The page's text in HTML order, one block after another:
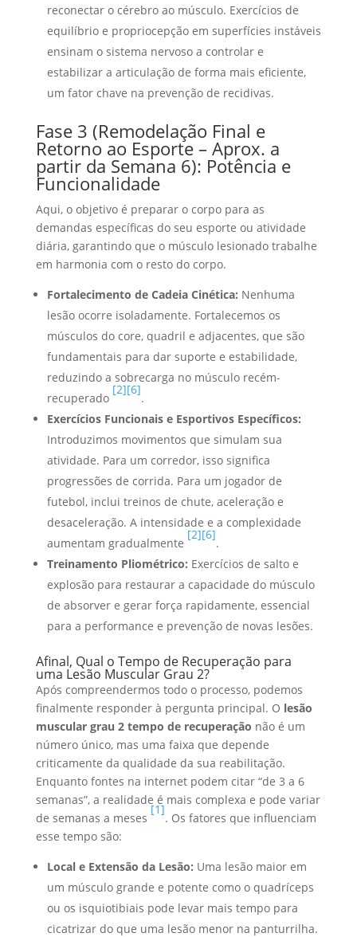
reconectar o cérebro ao músculo. Exercícios de
equilíbrio e propriocepção em superfícies instáveis
ensinam o sistema nervoso a controlar e
estabilizar a articulação de forma mais eficiente,
um fator chave na prevenção de recidivas.
Fase 3 (Remodelação Final e
Retorno ao Esporte – Aprox. a
partir da Semana 6): Potência e
Funcionalidade
Aqui, o objetivo é preparar o corpo para as
demandas específicas do seu esporte ou atividade
diária, garantindo que o músculo lesionado trabalhe
em harmonia com o resto do corpo.
Fortalecimento de Cadeia Cinética: Nenhuma
lesão ocorre isoladamente. Fortalecemos os
músculos do core, quadril e adjacentes, que são
fundamentais para dar suporte e estabilidade,
reduzindo a sobrecarga no músculo recém-
recuperado
[2][6]
.
Exercícios Funcionais e Esportivos Específicos:
Introduzimos movimentos que simulam sua
atividade. Para um corredor, isso significa
progressões de corrida. Para um jogador de
futebol, inclui treinos de chute, aceleração e
desaceleração. A intensidade e a complexidade
aumentam gradualmente
[2][6]
.
Treinamento Pliométrico: Exercícios de salto e
explosão para restaurar a capacidade do músculo
de absorver e gerar força rapidamente, essencial
para a performance e prevenção de novas lesões.
Afinal, Qual o Tempo de Recuperação para
uma Lesão Muscular Grau 2?
Após compreendermos todo o processo, podemos
finalmente responder à pergunta principal. O lesão
muscular grau 2 tempo de recuperação não é um
número único, mas uma faixa que depende
criticamente da qualidade da sua reabilitação.
Enquanto fontes na internet podem citar “de 3 a 6
semanas”, a realidade é mais complexa e pode variar
de semanas a meses
[1]
. Os fatores que influenciam
esse tempo são:
Local e Extensão da Lesão: Uma lesão maior em
um músculo grande e potente como o quadríceps
ou os isquiotibiais pode levar mais tempo para
cicatrizar do que uma lesão menor na panturrilha.